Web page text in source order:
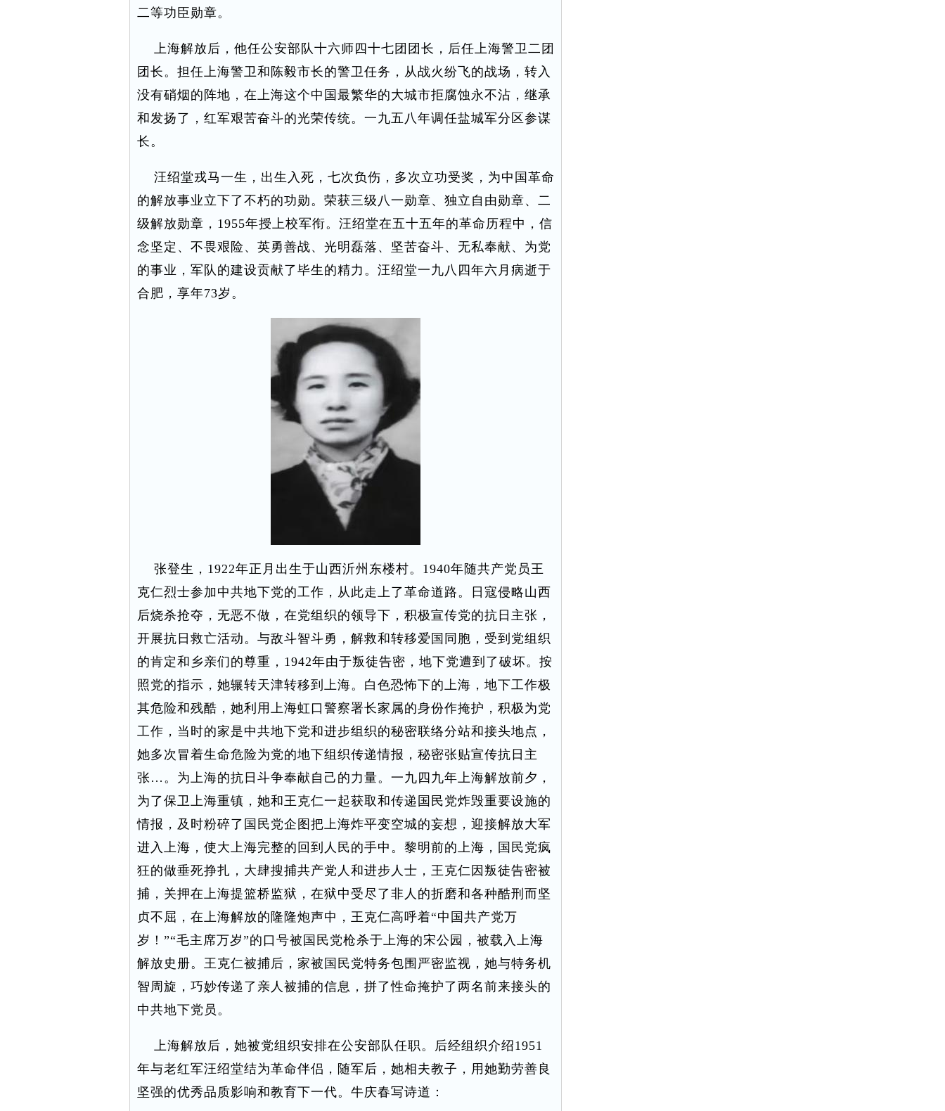
二等功臣勋章。
上海解放后，他任公安部队十六师四十七团团长，后任上海警卫二团
团长。担任上海警卫和陈毅市长的警卫任务，从战火纷飞的战场，转入
没有硝烟的阵地，在上海这个中国最繁华的大城市拒腐蚀永不沾，继承
和发扬了，红军艰苦奋斗的光荣传统。一九五八年调任盐城军分区参谋
长。
汪绍堂戎马一生，出生入死，七次负伤，多次立功受奖，为中国革命
的解放事业立下了不朽的功勋。荣获三级八一勋章、独立自由勋章、二
级解放勋章，1955年授上校军衔。汪绍堂在五十五年的革命历程中，信
念坚定、不畏艰险、英勇善战、光明磊落、坚苦奋斗、无私奉献、为党
的事业，军队的建设贡献了毕生的精力。汪绍堂一九八四年六月病逝于
合肥，享年73岁。
张登生，1922年正月出生于山西沂州东楼村。1940年随共产党员王
克仁烈士参加中共地下党的工作，从此走上了革命道路。日寇侵略山西
后烧杀抢夺，无恶不做，在党组织的领导下，积极宣传党的抗日主张，
开展抗日救亡活动。与敌斗智斗勇，解救和转移爱国同胞，受到党组织
的肯定和乡亲们的尊重，1942年由于叛徒告密，地下党遭到了破坏。按
照党的指示，她辗转天津转移到上海。白色恐怖下的上海，地下工作极
其危险和残酷，她利用上海虹口警察署长家属的身份作掩护，积极为党
工作，当时的家是中共地下党和进步组织的秘密联络分站和接头地点，
她多次冒着生命危险为党的地下组织传递情报，秘密张贴宣传抗日主
张…。为上海的抗日斗争奉献自己的力量。一九四九年上海解放前夕，
为了保卫上海重镇，她和王克仁一起获取和传递国民党炸毁重要设施的
情报，及时粉碎了国民党企图把上海炸平变空城的妄想，迎接解放大军
进入上海，使大上海完整的回到人民的手中。黎明前的上海，国民党疯
狂的做垂死挣扎，大肆搜捕共产党人和进步人士，王克仁因叛徒告密被
捕，关押在上海提篮桥监狱，在狱中受尽了非人的折磨和各种酷刑而坚
贞不屈，在上海解放的隆隆炮声中，王克仁高呼着“中国共产党万
岁！”“毛主席万岁”的口号被国民党枪杀于上海的宋公园，被载入上海
解放史册。王克仁被捕后，家被国民党特务包围严密监视，她与特务机
智周旋，巧妙传递了亲人被捕的信息，拼了性命掩护了两名前来接头的
中共地下党员。
上海解放后，她被党组织安排在公安部队任职。后经组织介绍1951
年与老红军汪绍堂结为革命伴侣，随军后，她相夫教子，用她勤劳善良
坚强的优秀品质影响和教育下一代。牛庆春写诗道：